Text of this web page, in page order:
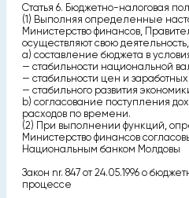
Статья 6. Бюджетно-налоговая
(1) Выполняя определенные
Министерство финансов,
осуществляют свою
а) составление бюджета в
— стабильности национальной
— стабильности цен и
— стабильного развития
b) согласование поступления
расходов по времени.
(2) При выполнении функций,
Министерство финансов
Национальным банком Молдовы
Закон nr. 847 от 24.05.1996 о
процессе